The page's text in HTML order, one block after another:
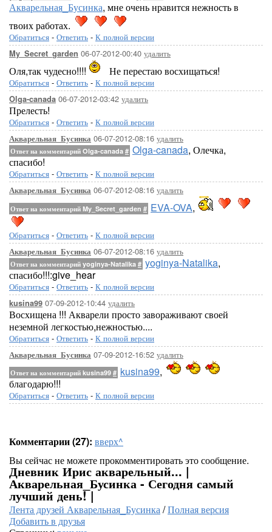
Акварельная_Бусинка, мне очень нравится нежность в
твоих работах.
Обратиться - Ответить - К полной версии
My_Secret_garden 06-07-2012-00:40 удалить
Оля,так чудесно!!!! Не перестаю восхищаться!
Обратиться - Ответить - К полной версии
Olga-canada 06-07-2012-03:42 удалить
Прелесть!
Обратиться - Ответить - К полной версии
Акварельная_Бусинка 06-07-2012-08:16 удалить
Ответ на комментарий Olga-canada # Olga-canada, Олечка,
спасибо!
Обратиться - Ответить - К полной версии
Акварельная_Бусинка 06-07-2012-08:16 удалить
Ответ на комментарий My_Secret_garden # EVA-OVA,
Обратиться - Ответить - К полной версии
Акварельная_Бусинка 06-07-2012-08:16 удалить
Ответ на комментарий yoginya-Natalika # yoginya-Natalika,
спасибо!!!:give_hear
Обратиться - Ответить - К полной версии
kusina99 07-09-2012-10:44 удалить
Восхищена !!! Акварели просто завораживают своей
неземной легкостью,нежностью....
Обратиться - Ответить - К полной версии
Акварельная_Бусинка 07-09-2012-16:52 удалить
Ответ на комментарий kusina99 # kusina99,
благодарю!!!
Обратиться - Ответить - К полной версии
Комментарии (27): вверх^
Вы сейчас не можете прокомментировать это сообщение.
Дневник Ирис акварельный... |
Акварельная_Бусинка - Сегодня самый
лучший день! |
Лента друзей Акварельная_Бусинка/Полная версия
Добавить в друзья